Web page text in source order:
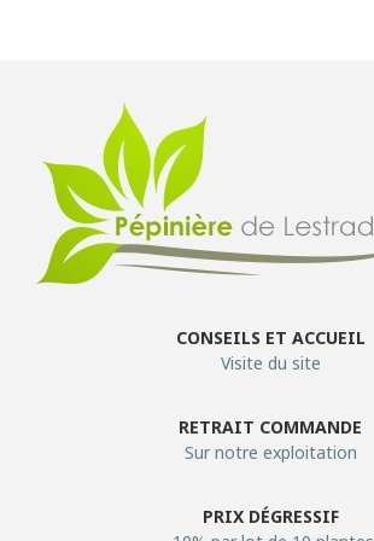
CONSEILS ET ACCUEIL
Visite du site
RETRAIT COMMANDE
Sur notre exploitation
PRIX DÉGRESSIF